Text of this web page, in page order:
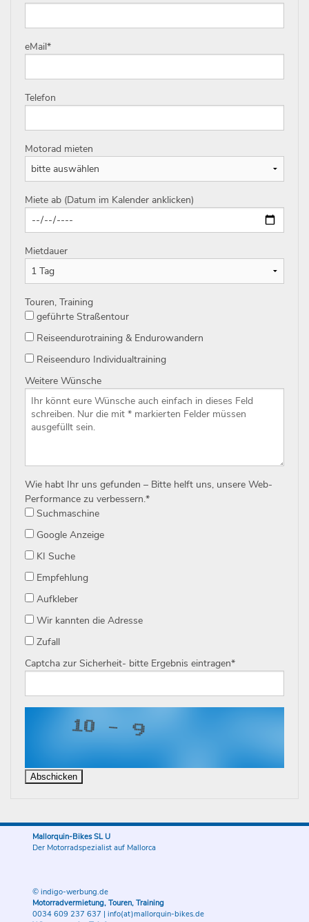
eMail*
Telefon
Motorad mieten
Miete ab (Datum im Kalender anklicken)
Mietdauer
Touren, Training
geführte Straßentour
Reiseendurotraining & Endurowandern
Reiseenduro Individualtraining
Weitere Wünsche
Wie habt Ihr uns gefunden – Bitte helft uns, unsere Web-
Performance zu verbessern.*
Suchmaschine
Google Anzeige
KI Suche
Empfehlung
Aufkleber
Wir kannten die Adresse
Zufall
Captcha zur Sicherheit- bitte Ergebnis eintragen*
Mallorquin-Bikes SL U
Der Motorradspezialist auf Mallorca
© indigo-werbung.de
Motorradvermietung, Touren, Training
0034 609 237 637 | info(at)mallorquin-bikes.de